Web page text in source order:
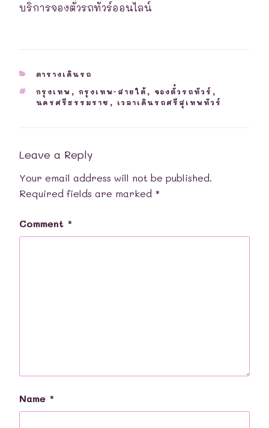
บริการจองตั๋วรถทัวร์ออนไลน์
CATEGORIES
ตารางเดินรถ
TAGS
กรุงเทพ , กรุงเทพ-สายใต้ , จองตั๋วรถทัวร์ ,
นครศรีธรรมราช , เวลาเดินรถศรีสุเทพทัวร์
Leave a Reply
Your email address will not be published.
Required fields are marked *
Comment *
Name *